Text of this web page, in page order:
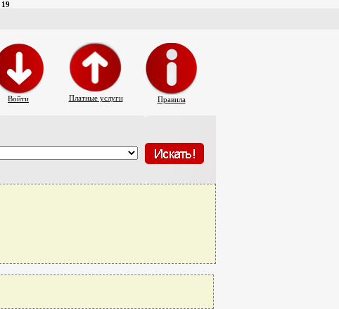
19
Войти Платные услуги Правила